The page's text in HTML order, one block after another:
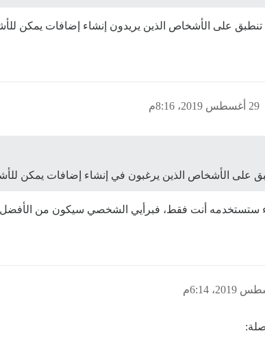
على الأشخاص الذين يريدون إنشاء إضافات يمكن
29 أغسطس 2019، 8:16م
على الأشخاص الذين يرغبون في إنشاء إضافات يمكن
ستستخدمه أنت فقط، فبرأيي الشخصي سيكون من